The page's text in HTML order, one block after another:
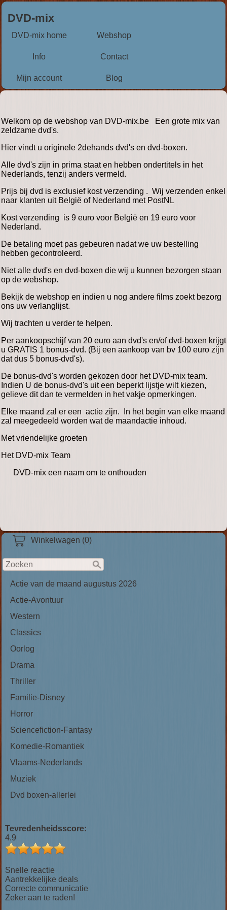
DVD-mix
DVD-mix home Webshop
Info Contact
Mijn account Blog
Winkelwagen (0)
Actie van de maand augustus 2026
Actie-Avontuur
Western
Classics
Oorlog
Drama
Thriller
Familie-Disney
Horror
Sciencefiction-Fantasy
Komedie-Romantiek
Vlaams-Nederlands
Muziek
Dvd boxen-allerlei
Tevredenheidsscore:
4.9
Snelle reactie
Aantrekkelijke deals
Correcte communicatie
Zeker aan te raden!
Welkom op de webshop van DVD-mix.be Een grote mix van
zeldzame dvd's.
Hier vindt u originele 2dehands dvd's en dvd-boxen.
Alle dvd's zijn in prima staat en hebben ondertitels in het
Nederlands, tenzij anders vermeld.
Prijs bij dvd is exclusief kost verzending . Wij verzenden enkel
naar klanten uit België of Nederland met PostNL
Kost verzending is 9 euro voor België en 19 euro voor
Nederland.
De betaling moet pas gebeuren nadat we uw bestelling
hebben gecontroleerd.
Niet alle dvd's en dvd-boxen die wij u kunnen bezorgen staan
op de webshop.
Bekijk de webshop en indien u nog andere films zoekt bezorg
ons uw verlanglijst.
Wij trachten u verder te helpen.
Per aankoopschijf van 20 euro aan dvd's en/of dvd-boxen krijgt
u GRATIS 1 bonus-dvd. (Bij een aankoop van bv 100 euro zijn
dat dus 5 bonus-dvd's).
De bonus-dvd's worden gekozen door het DVD-mix team.
Indien U de bonus-dvd's uit een beperkt lijstje wilt kiezen,
gelieve dit dan te vermelden in het vakje opmerkingen.
Elke maand zal er een actie zijn. In het begin van elke maand
zal meegedeeld worden wat de maandactie inhoud.
Met vriendelijke groeten
Het DVD-mix Team
DVD-mix een naam om te onthouden